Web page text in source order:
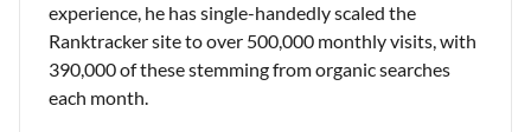
experience, he has single-handedly scaled the
Ranktracker site to over 500,000 monthly visits, with
390,000 of these stemming from organic searches
each month.